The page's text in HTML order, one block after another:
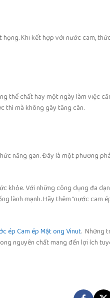
Khi kết hợp với nước cam,
thể chất hay một ngày làm việc
thì mà không gây tăng cân.
năng gan. Đây là một phương
khỏe. Với những công dụng đa
lành mạnh. Hãy thêm “nước cam
ép Cam ép Mật ong Vinut. Những
nguyên chất mang đến lợi ích